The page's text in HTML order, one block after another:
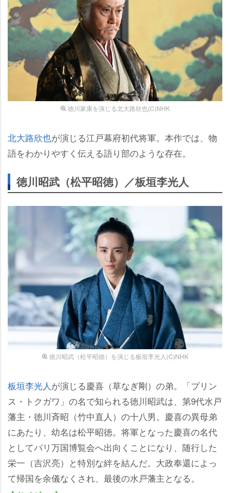
徳川家康を演じる北大路欣也(C)NHK
北大路欣也が演じる江戸幕府初代将軍。本作では、物
語をわかりやすく伝える語り部のような存在。
徳川昭武（松平昭徳）／板垣李光人
徳川昭武（松平昭徳）を演じる板垣李光人(C)NHK
板垣李光人 が演じる慶喜（草なぎ剛）の弟。「プリン
ス・トクガワ」の名で知られる徳川昭武は、第9代水戸
藩主・徳川斉昭（竹中直人）の十八男。慶喜の異母弟
にあたり、幼名は松平昭徳。将軍となった慶喜の名代
としてパリ万国博覧会へ出向くことになり、随行した
栄一（吉沢亮）と特別な絆を結んだ。大政奉還によっ
て帰国を余儀なくされ、最後の水戸藩主となる。